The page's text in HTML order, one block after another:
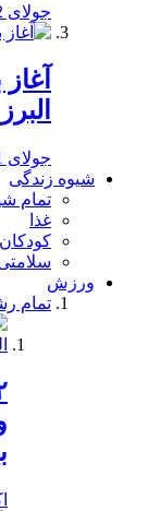
جولای 2, 2020
البرز
جولای 1, 2020
شیوه زندگی
تمام
غذا
کودکان
ورزش
تمام